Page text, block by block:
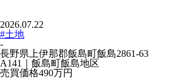
2026.07.22
#土地
-
長野県上伊那郡飯島町飯島2861-63
A141｜飯島町飯島地区
売買価格490万円